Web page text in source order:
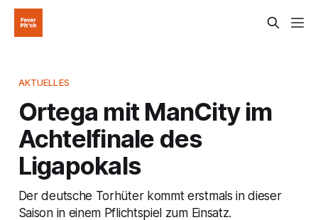
AKTUELLES
Ortega mit ManCity im
Achtelfinale des
Ligapokals
Der deutsche Torhüter kommt erstmals in dieser
Saison in einem Pflichtspiel zum Einsatz.